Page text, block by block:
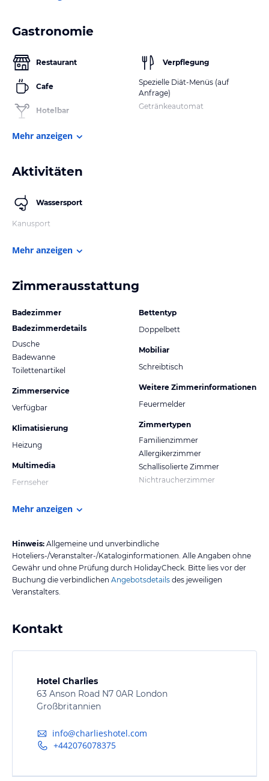
Gastronomie
Restaurant
Cafe
Hotelbar
Verpflegung
Spezielle Diät-Menüs (auf
Anfrage)
Getränkeautomat
Mehr anzeigen
Aktivitäten
Wassersport
Kanusport
Mehr anzeigen
Zimmerausstattung
Badezimmer
Badezimmerdetails
Dusche
Badewanne
Toilettenartikel
Zimmerservice
Verfügbar
Klimatisierung
Heizung
Multimedia
Fernseher
Bettentyp
Doppelbett
Mobiliar
Schreibtisch
Weitere Zimmerinformationen
Feuermelder
Zimmertypen
Familienzimmer
Allergikerzimmer
Schallisolierte Zimmer
Nichtraucherzimmer
Mehr anzeigen
Hinweis: Allgemeine und unverbindliche
Hoteliers-/Veranstalter-/Kataloginformationen. Alle Angaben ohne
Gewähr und ohne Prüfung durch HolidayCheck. Bitte lies vor der
Buchung die verbindlichen Angebotsdetails des jeweiligen
Veranstalters.
Kontakt
Hotel Charlies
63 Anson Road N7 0AR London
Großbritannien
info@charlieshotel.com
+442076078375